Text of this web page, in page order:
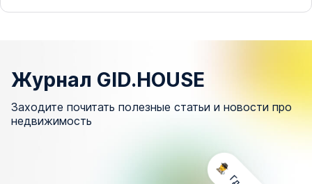
Журнал GID.HOUSE
Заходите почитать полезные статьи и новости про
недвижимость